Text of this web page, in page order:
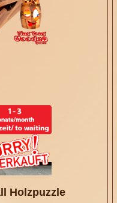
Holzpuzzle